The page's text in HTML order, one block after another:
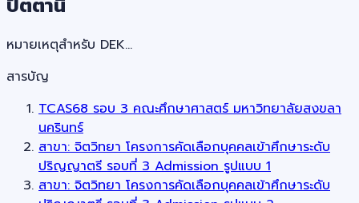
หมายเหตุสำหรับ DEK…
สารบัญ
TCAS68 รอบ 3 คณะศึกษาศาสตร์ มหาวิทยาลัยสงขลา
นครินทร์
สาขา: จิตวิทยา โครงการคัดเลือกบุคคลเข้าศึกษาระดับ
ปริญญาตรี รอบที่ 3 Admission รูปแบบ 1
สาขา: จิตวิทยา โครงการคัดเลือกบุคคลเข้าศึกษาระดับ